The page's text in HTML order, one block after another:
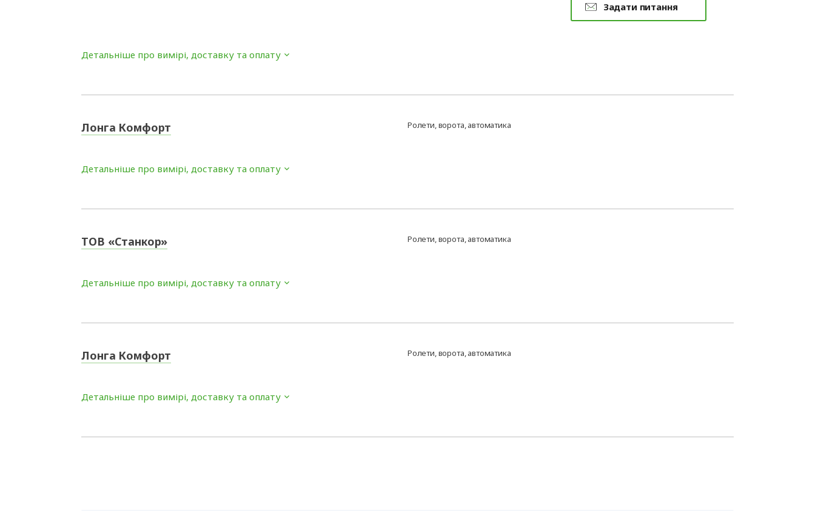
Задати питання
Детальніше про вимірі, доставку та оплату
Лонга Комфорт Ролети, ворота, автоматика
Детальніше про вимірі, доставку та оплату
ТОВ «Станкор» Ролети, ворота, автоматика
Детальніше про вимірі, доставку та оплату
Лонга Комфорт Ролети, ворота, автоматика
Детальніше про вимірі, доставку та оплату